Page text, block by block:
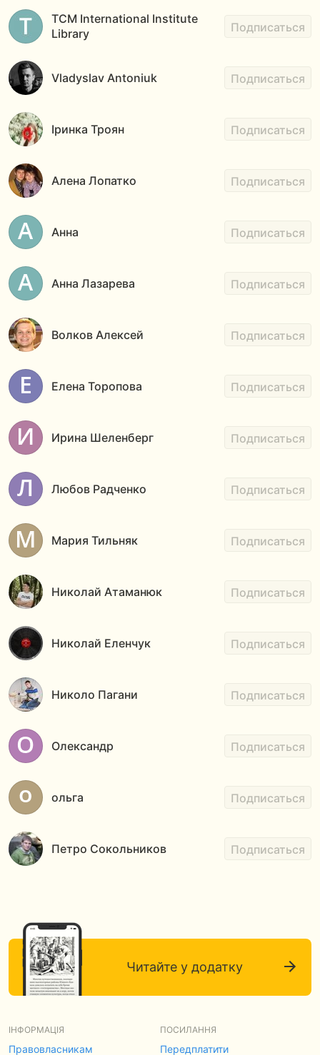
TCM International Institute
Library
Подписаться
Vladyslav Antoniuk Подписаться
Іринка Троян Подписаться
Алена Лопатко Подписаться
Анна Подписаться
Анна Лазарева Подписаться
Волков Алексей Подписаться
Елена Торопова Подписаться
Ирина Шеленберг Подписаться
Любов Радченко Подписаться
Мария Тильняк Подписаться
Николай Атаманюк Подписаться
Николай Еленчук Подписаться
Николо Пагани Подписаться
Олександр Подписаться
ольга Подписаться
Петро Сокольников Подписаться
Читайте у додатку
ІНФОРМАЦІЯ
Правовласникам
ПОСИЛАННЯ
Передплатити